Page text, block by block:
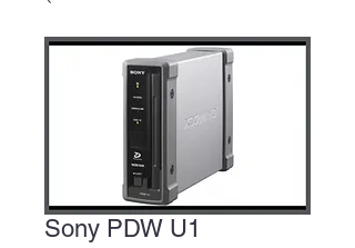
Sony PDW U1